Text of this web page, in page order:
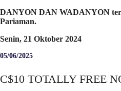
DANYON DAN WADANYON
Pariaman.
Senin, 21 Oktober 2024
05/06/2025
C$10 TOTALLY FREE